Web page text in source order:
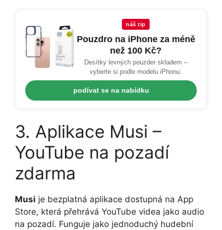
náš tip
Pouzdro na iPhone za méně
než 100 Kč?
Desítky levných pouzder skladem –
vyberte si podle modelu iPhonu.
podívat se na nabídku
3. Aplikace Musi –
YouTube na pozadí
zdarma
Musi je bezplatná aplikace dostupná na App
Store, která přehrává YouTube videa jako audio
na pozadí. Funguje jako jednoduchý hudební